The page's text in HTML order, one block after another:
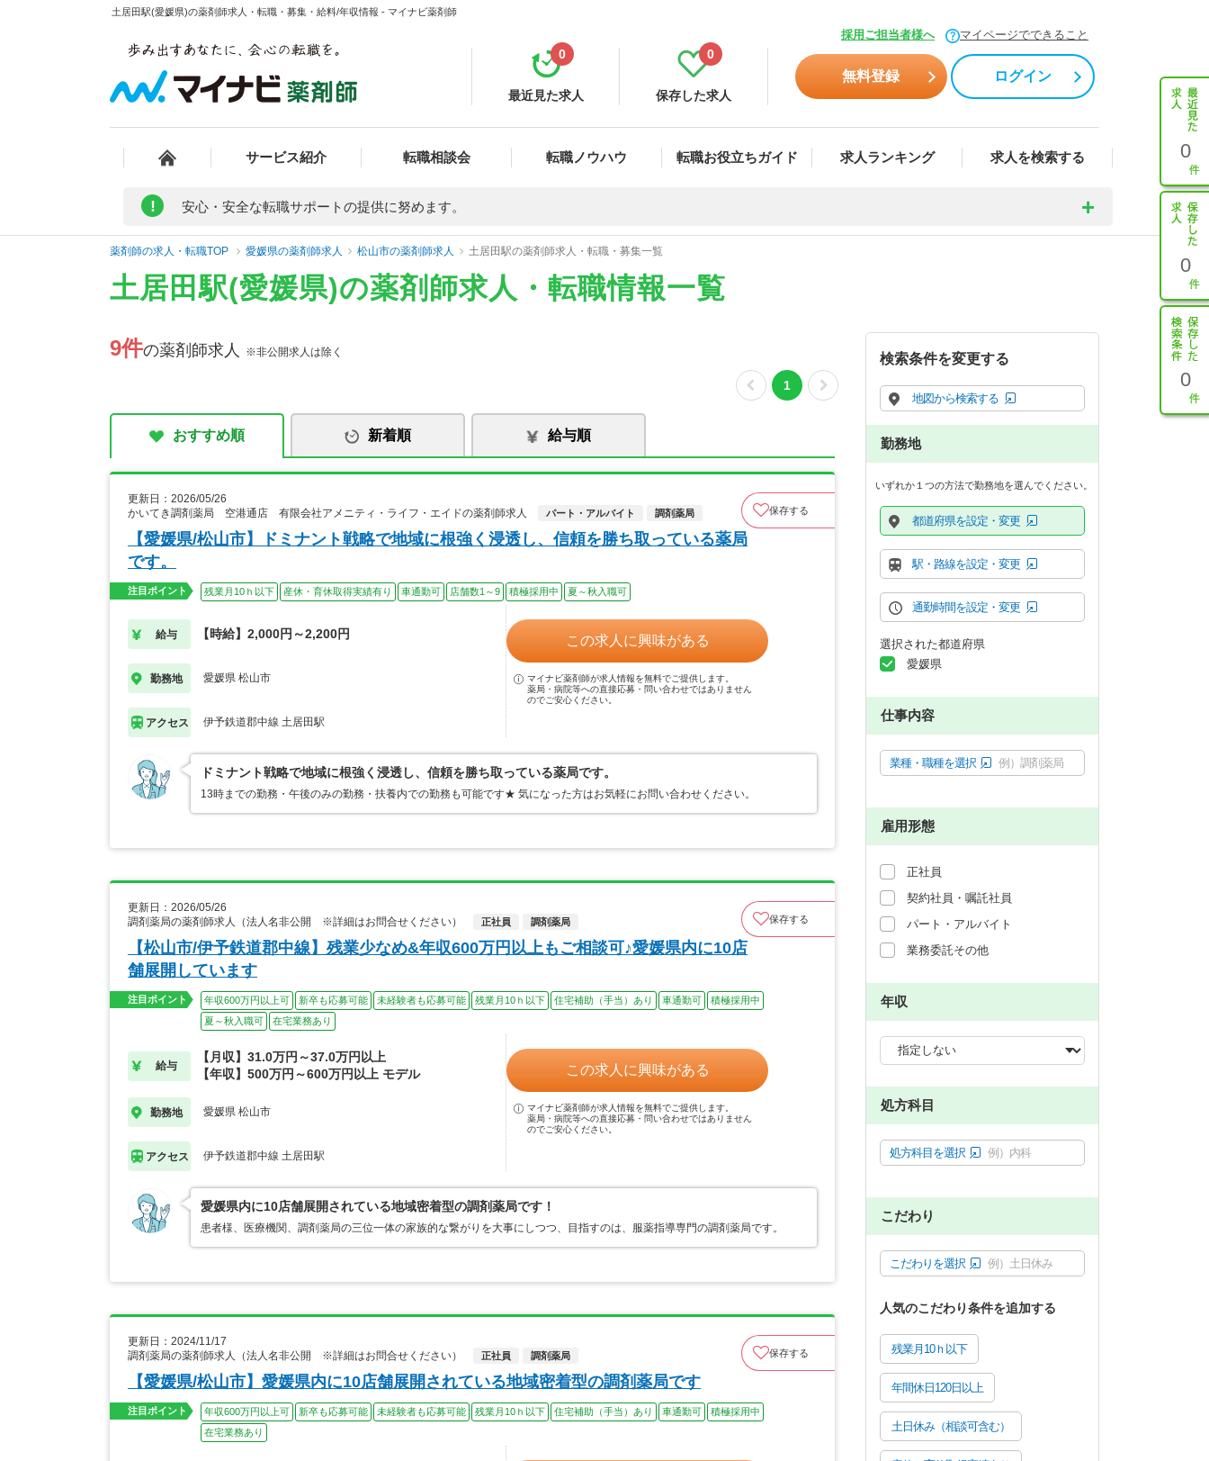
土居田駅(愛媛県)の薬剤師求人・転職・募集・給料/年収情報 - マイナビ薬剤師
採用ご担当者様へ マイページでできること
最近見た求人
0
保存した求人
0
無料登録 ログイン
サービス紹介 転職相談会 転職ノウハウ 転職お役立ちガイド 求人ランキング 求人を検索する 0
0
0
! 安心・安全な転職サポートの提供に努めます。
薬剤師の求人・転職TOP 愛媛県の薬剤師求人 松山市の薬剤師求人 土居田駅の薬剤師求人・転職・募集一覧
土居田駅(愛媛県)の薬剤師求人・転職情報一覧
9件の薬剤師求人 ※非公開求人は除く
1
おすすめ順 新着順 給与順
更新日：2026/05/26
かいてき調剤薬局 空港通店 有限会社アメニティ・ライフ・エイドの薬剤師求人
パート・アルバイト 調剤薬局 保存する
【愛媛県/松山市】ドミナント戦略で地域に根強く浸透し、信頼を勝ち取っている薬局
です。
注目ポイント 残業月10ｈ以下 産休・育休取得実績有り 車通勤可 店舗数1～9 積極採用中 夏～秋入職可
給与 【時給】2,000円～2,200円
勤務地 愛媛県 松山市
アクセス 伊予鉄道郡中線 土居田駅
この求人に興味がある
マイナビ薬剤師が求人情報を無料でご提供します。
薬局・病院等への直接応募・問い合わせではありません
のでご安心ください。
ドミナント戦略で地域に根強く浸透し、信頼を勝ち取っている薬局です。
13時までの勤務・午後のみの勤務・扶養内での勤務も可能です★ 気になった方はお気軽にお問い合わせください。
更新日：2026/05/26
調剤薬局の薬剤師求人（法人名非公開 ※詳細はお問合せください）
正社員 調剤薬局 保存する
【松山市/伊予鉄道郡中線】残業少なめ&年収600万円以上もご相談可♪愛媛県内に10店
舗展開しています
注目ポイント 年収600万円以上可 新卒も応募可能 未経験者も応募可能 残業月10ｈ以下 住宅補助（手当）あり 車通勤可
積極採用中
夏～秋入職可
在宅業務あり
給与
【月収】31.0万円～37.0万円以上
【年収】500万円～600万円以上 モデル
勤務地 愛媛県 松山市
アクセス 伊予鉄道郡中線 土居田駅
この求人に興味がある
マイナビ薬剤師が求人情報を無料でご提供します。
薬局・病院等への直接応募・問い合わせではありません
のでご安心ください。
愛媛県内に10店舗展開されている地域密着型の調剤薬局です！
患者様、医療機関、調剤薬局の三位一体の家族的な繋がりを大事にしつつ、目指すのは、服薬指導専門の調剤薬局です。
更新日：2024/11/17
調剤薬局の薬剤師求人（法人名非公開 ※詳細はお問合せください）
正社員 調剤薬局 保存する
【愛媛県/松山市】愛媛県内に10店舗展開されている地域密着型の調剤薬局です
注目ポイント 年収600万円以上可 新卒も応募可能 未経験者も応募可能 残業月10ｈ以下 住宅補助（手当）あり 車通勤可
積極採用中
在宅業務あり
検索条件を変更する
地図から検索する
勤務地
いずれか１つの方法で勤務地を選んでください。
都道府県を設定・変更
駅・路線を設定・変更
通勤時間を設定・変更
選択された都道府県
愛媛県
仕事内容
業種・職種を選択 例）調剤薬局
雇用形態
正社員
契約社員・嘱託社員
パート・アルバイト
業務委託その他
年収
処方科目
処方科目を選択 例）内科
こだわり
こだわりを選択 例）土日休み
人気のこだわり条件を追加する
残業月10ｈ以下
年間休日120日以上
土日休み（相談可含む）